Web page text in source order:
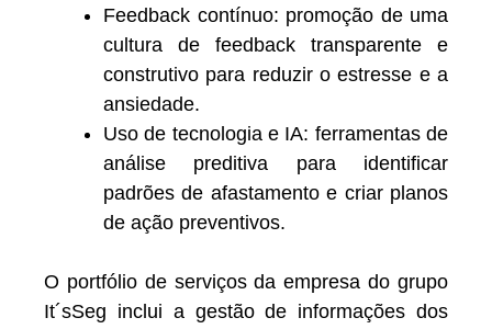
Feedback contínuo: promoção de uma
cultura de feedback transparente e
construtivo para reduzir o estresse e a
ansiedade.
Uso de tecnologia e IA: ferramentas de
análise preditiva para identificar
padrões de afastamento e criar planos
de ação preventivos.
O portfólio de serviços da empresa do grupo
It´sSeg inclui a gestão de informações dos